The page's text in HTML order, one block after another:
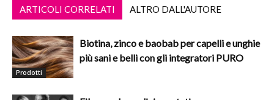
ARTICOLI CORRELATI ALTRO DALL'AUTORE
Prodotti
Biotina, zinco e baobab per capelli e unghie
più sani e belli con gli integratori PURO